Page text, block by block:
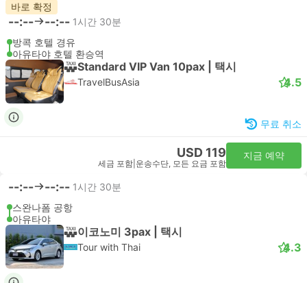
바로 확정
--:-- --:-- 1시간 30분
방콕 호텔 경유
아유타야 호텔 환승역
Standard VIP Van 10pax | 택시
TravelBusAsia 4.5
무료 취소
USD 119
세금 포함 운송수단, 모든 요금 포함
지금 예약
--:-- --:-- 1시간 30분
스완나폼 공항
아유타야
이코노미 3pax | 택시
Tour with Thai 4.3